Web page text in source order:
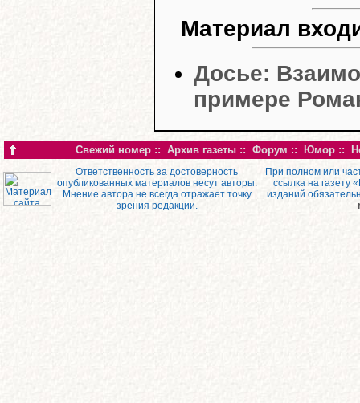
Материал
Досье:
примере
Свежий номер :: Архив газеты :: Форум :: Юмор ::
Ответственность за достоверность
опубликованных материалов несут авторы.
Мнение автора не всегда отражает точку
зрения редакции.
При полном или
ссылка на газету
изданий